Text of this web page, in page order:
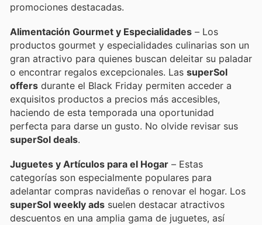
promociones destacadas.
Alimentación Gourmet y Especialidades – Los
productos gourmet y especialidades culinarias son un
gran atractivo para quienes buscan deleitar su paladar
o encontrar regalos excepcionales. Las superSol
offers durante el Black Friday permiten acceder a
exquisitos productos a precios más accesibles,
haciendo de esta temporada una oportunidad
perfecta para darse un gusto. No olvide revisar sus
superSol deals.
Juguetes y Artículos para el Hogar – Estas
categorías son especialmente populares para
adelantar compras navideñas o renovar el hogar. Los
superSol weekly ads suelen destacar atractivos
descuentos en una amplia gama de juguetes, así